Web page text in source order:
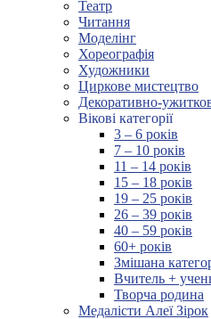
Театр
Читання
Моделінг
Хореографія
Художники
Циркове мистецтво
Декоративно-
Вікові категорії
3 – 6 років
7 – 10 років
11 – 14 років
15 – 18 років
19 – 25 років
26 – 39 років
40 – 59 років
60+ років
Змішана
Вчитель +
Творча родина
Медалісти Алеї Зірок